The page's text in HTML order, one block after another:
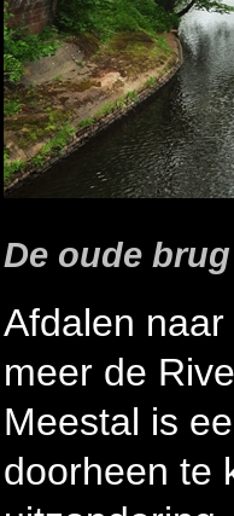
De oude
Afdalen
meer de
Meestal is
doorheen te